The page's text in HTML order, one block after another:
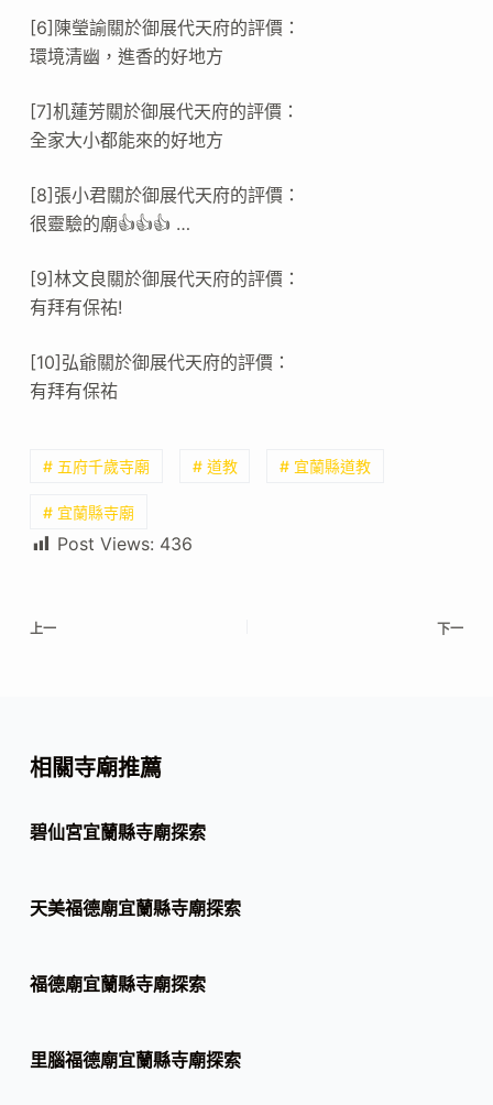
[6]陳瑩諭關於御展代天府的評價：
環境清幽，進香的好地方
[7]机蓮芳關於御展代天府的評價：
全家大小都能來的好地方
[8]張小君關於御展代天府的評價：
很靈驗的廟👍👍👍 …
[9]林文良關於御展代天府的評價：
有拜有保祐!
[10]弘爺關於御展代天府的評價：
有拜有保祐
# 五府千歲寺廟 # 道教 # 宜蘭縣道教
# 宜蘭縣寺廟
Post Views: 436
上一 下一
相關寺廟推薦
碧仙宮宜蘭縣寺廟探索
天美福德廟宜蘭縣寺廟探索
福德廟宜蘭縣寺廟探索
里腦福德廟宜蘭縣寺廟探索